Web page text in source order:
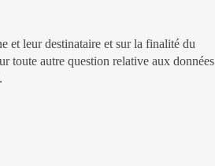
et leur destinataire et sur la finalité du
toute autre question relative aux données